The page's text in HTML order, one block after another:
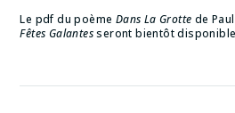
Le pdf du poème Dans La Grotte de
Fêtes Galantesseront bientôt